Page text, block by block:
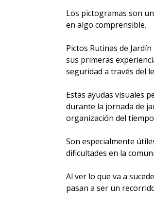
Los pictogramas son
en algo comprensible.
Pictos Rutinas de
sus primeras
seguridad a través del
Estas ayudas visuales
durante la jornada de
organización del
Son especialmente
dificultades en la
Al ver lo que va a
pasan a ser un